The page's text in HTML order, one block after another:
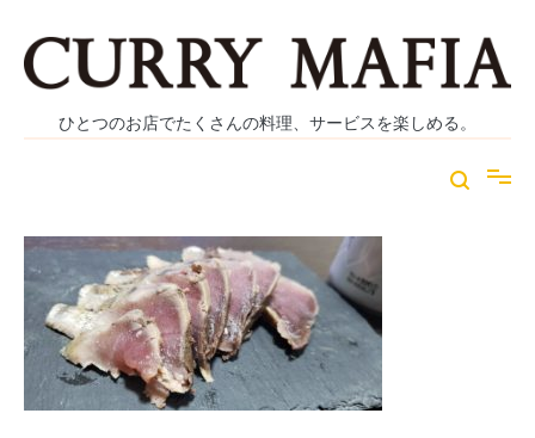
ひとつのお店でたくさんの料理、サービスを楽しめる。